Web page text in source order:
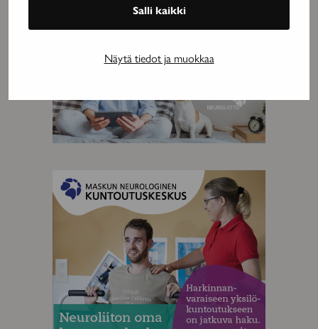
Salli kaikki
Näytä tiedot ja muokkaa